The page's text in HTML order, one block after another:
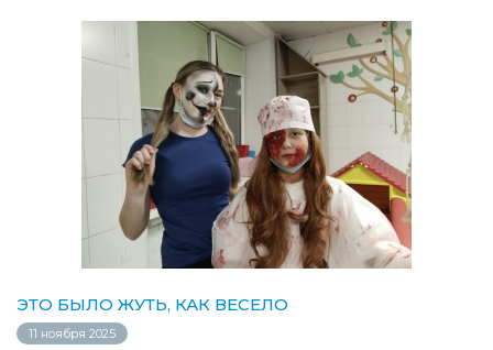
ЭТО БЫЛО ЖУТЬ, КАК ВЕСЕЛО
11 ноября 2025